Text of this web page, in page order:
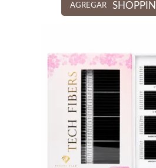
AGREGAR